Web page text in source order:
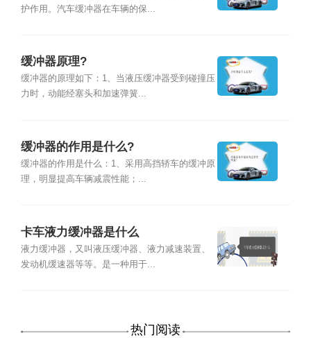
护作用。汽车缓冲器在车辆的保...
缓冲器原理?
缓冲器的原理如下：1、当液压缓冲器受到碰撞压
力时，动能经塞头和加速弹簧...
缓冲器的作用是什么?
缓冲器的作用是什么：1、采用高挡轿车的缓冲原
理，明显提高车辆减震性能；...
卡车液力缓冲器是什么
液力缓冲器，又叫液压缓冲器、液力减速装置、
发动机缓速器等等。是一种用于...
热门阅读